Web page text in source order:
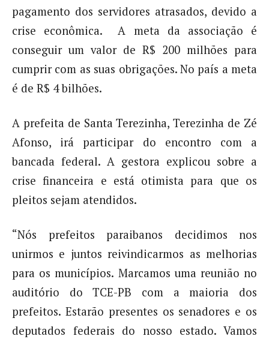
pagamento dos servidores atrasados, devido a
crise econômica. A meta da associação é
conseguir um valor de R$ 200 milhões para
cumprir com as suas obrigações. No país a meta
é de R$ 4 bilhões.
A prefeita de Santa Terezinha, Terezinha de Zé
Afonso, irá participar do encontro com a
bancada federal. A gestora explicou sobre a
crise financeira e está otimista para que os
pleitos sejam atendidos.
“Nós prefeitos paraibanos decidimos nos
unirmos e juntos reivindicarmos as melhorias
para os municípios. Marcamos uma reunião no
auditório do TCE-PB com a maioria dos
prefeitos. Estarão presentes os senadores e os
deputados federais do nosso estado. Vamos